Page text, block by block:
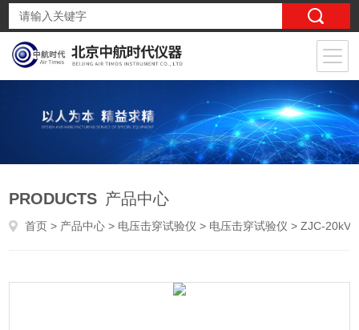
PRODUCTS 产品中心
首页 > 产品中心 > 电压击穿试验仪 > 电压击穿试验仪 > ZJC-20kV型电压击穿试验仪